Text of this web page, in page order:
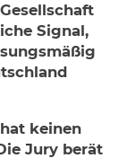
Signal,
keinen
Jury berät